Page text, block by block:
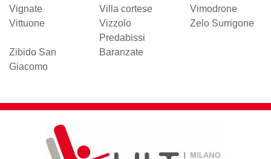
Vignate
Villa cortese
Vimodrone
Vittuone
Vizzolo
Predabissi
Zelo Surrigone
Zibido San
Giacomo
Baranzate